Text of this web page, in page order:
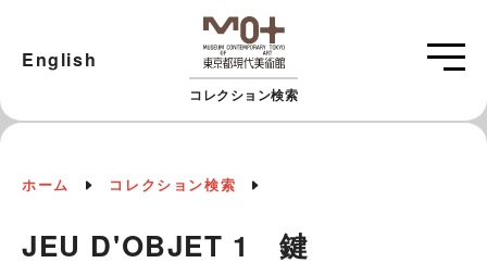
コレクション検索
English
ホーム コレクション検索
JEU D'OBJET 1 鍵